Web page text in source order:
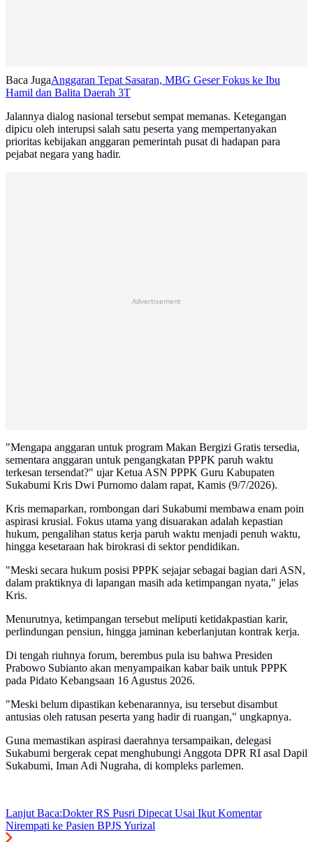
Baca JugaAnggaran Tepat Sasaran, MBG Geser Fokus ke Ibu
Hamil dan Balita Daerah 3T
Jalannya dialog nasional tersebut sempat memanas. Ketegangan
dipicu oleh interupsi salah satu peserta yang mempertanyakan
prioritas kebijakan anggaran pemerintah pusat di hadapan para
pejabat negara yang hadir.
Advertisement
"Mengapa anggaran untuk program Makan Bergizi Gratis tersedia,
sementara anggaran untuk pengangkatan PPPK paruh waktu
terkesan tersendat?" ujar Ketua ASN PPPK Guru Kabupaten
Sukabumi Kris Dwi Purnomo dalam rapat, Kamis (9/7/2026).
Kris memaparkan, rombongan dari Sukabumi membawa enam poin
aspirasi krusial. Fokus utama yang disuarakan adalah kepastian
hukum, pengalihan status kerja paruh waktu menjadi penuh waktu,
hingga kesetaraan hak birokrasi di sektor pendidikan.
"Meski secara hukum posisi PPPK sejajar sebagai bagian dari ASN,
dalam praktiknya di lapangan masih ada ketimpangan nyata," jelas
Kris.
Menurutnya, ketimpangan tersebut meliputi ketidakpastian karir,
perlindungan pensiun, hingga jaminan keberlanjutan kontrak kerja.
Di tengah riuhnya forum, berembus pula isu bahwa Presiden
Prabowo Subianto akan menyampaikan kabar baik untuk PPPK
pada Pidato Kebangsaan 16 Agustus 2026.
"Meski belum dipastikan kebenarannya, isu tersebut disambut
antusias oleh ratusan peserta yang hadir di ruangan," ungkapnya.
Guna memastikan aspirasi daerahnya tersampaikan, delegasi
Sukabumi bergerak cepat menghubungi Anggota DPR RI asal Dapil
Sukabumi, Iman Adi Nugraha, di kompleks parlemen.
Lanjut Baca:Dokter RS Pusri Dipecat Usai Ikut Komentar
Nirempati ke Pasien BPJS Yurizal